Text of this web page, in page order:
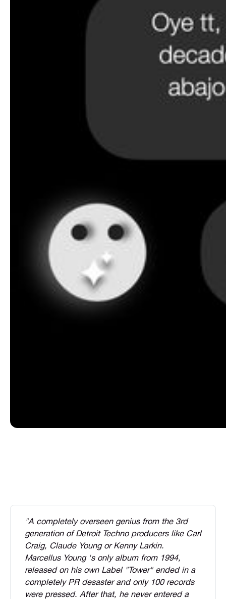
"A completely overseen genius from the 3rd
generation of Detroit Techno producers like Carl
Craig, Claude Young or Kenny Larkin.
Marcellus Young 's only album from 1994,
released on his own Label "Tower" ended in a
completely PR desaster and only 100 records
were pressed. After that, he never entered a